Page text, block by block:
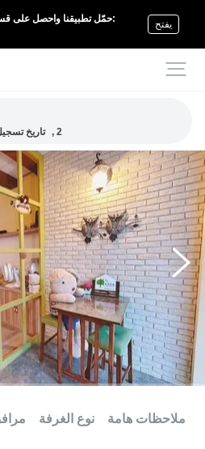
حمّل تطبيقنا واحصل على
يفتح
تاريخ , 2
نوع الغرفة ملاحظات هامة